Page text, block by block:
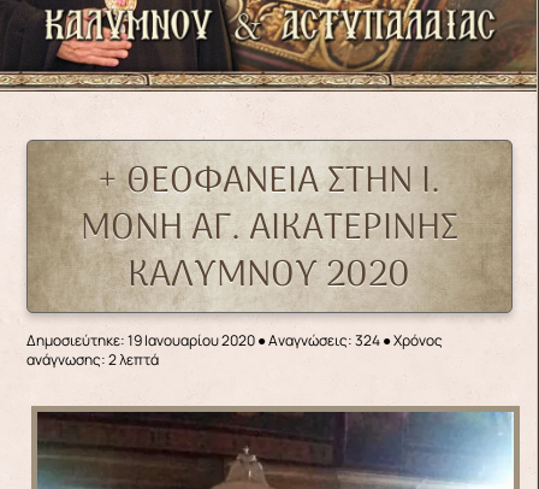
+ ΘΕΟΦΑΝΕΙΑ ΣΤΗΝ Ι.
ΜΟΝΗ ΑΓ. ΑΙΚΑΤΕΡΙΝΗΣ
ΚΑΛΥΜΝΟΥ 2020
Δημοσιεύτηκε: 19 Ιανουαρίου 2020●Αναγνώσεις: 324● Χρόνος
ανάγνωσης: 2 λεπτά